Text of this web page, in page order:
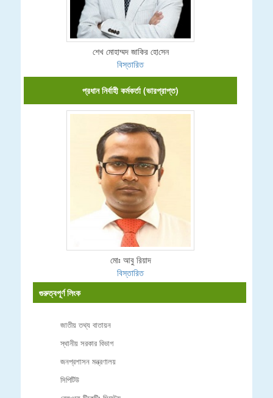
শেখ মোহাম্মদ জা‌কির হো‌সেন
বিস্তারিত
প্রধান নির্বাহী কর্মকর্তা (ভারপ্রাপ্ত)
মোঃ আবু রিয়াদ
বিস্তারিত
গুরুত্বপূর্ণ লিংক
জাতীয় তথ্য বাতায়ন
স্থানীয় সরকার বিভাগ
জনপ্রশাসন মন্ত্রণালয়
সিপিটিউ